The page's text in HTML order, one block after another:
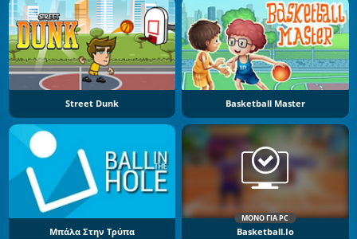
Street Dunk Basketball Master
Μπάλα Στην Τρύπα
ΜΌΝΟ ΓΙΑ PC
Basketball.io